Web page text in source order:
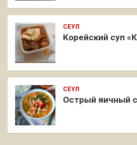
СЕУЛ
Корейский суп
СЕУЛ
Острый яичный